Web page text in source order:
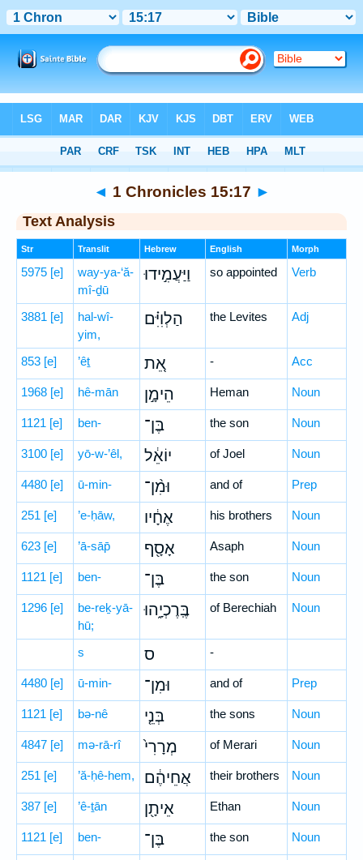
> 1 Chronicles 15:17
◄ 1 Chronicles 15:17 ►
Text Analysis
Str Translit Hebrew English Morph
5975 [e]
way-ya-‘ă-
mî-ḏū
וַיַּעֲמִ֣ידוּ so appointed Verb
3881 [e]
hal-wî-
yim,
הַלְוִיִּ֗ם the Levites Adj
853 [e] ’êṯ אֵ֚ת - Acc
1968 [e] hê-mān הֵימָ֣ן Heman Noun
1121 [e] ben- בֶּן־ the son Noun
3100 [e] yō-w-’êl, יוֹאֵ֔ל of Joel Noun
4480 [e] ū-min- וּמִ֨ן־ and of Prep
251 [e] ’e-ḥāw, אֶחָ֔יו his brothers Noun
623 [e] ’ā-sāp̄ אָסָ֖ף Asaph Noun
1121 [e] ben- בֶּן־ the son Noun
1296 [e]
be-reḵ-yā-
hū;
בֶּֽרֶכְיָ֑הוּ of Berechiah Noun
s ס -
4480 [e] ū-min- וּמִן־ and of Prep
1121 [e] bə-nê בְּנֵ֤י the sons Noun
4847 [e] mə-rā-rî מְרָרִי֙ of Merari Noun
251 [e] ’ă-ḥê-hem, אֲחֵיהֶ֔ם their brothers Noun
387 [e] ’ê-ṯān אֵיתָ֖ן Ethan Noun
1121 [e] ben- בֶּן־ the son Noun